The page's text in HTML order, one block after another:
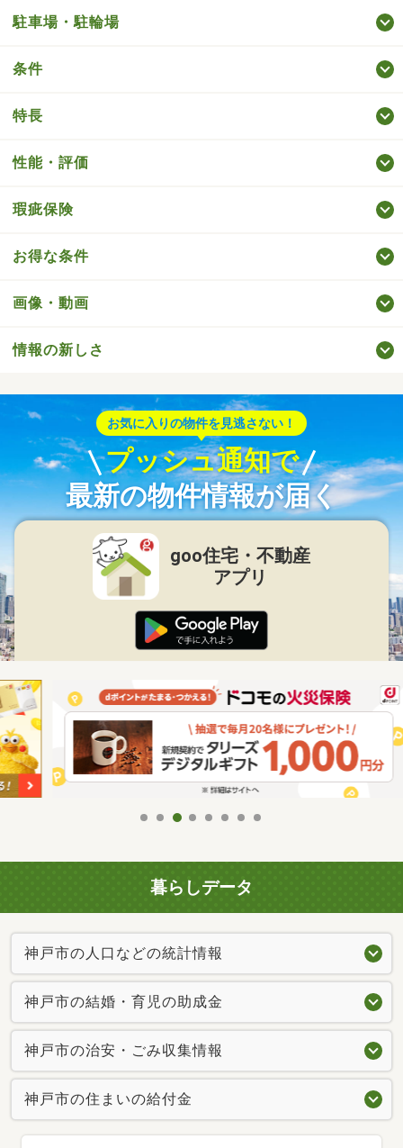
駐車場・駐輪場
条件
特長
性能・評価
瑕疵保険
お得な条件
画像・動画
情報の新しさ
お気に入りの物件を見逃さない！
プッシュ通知で
最新の物件情報が届く
goo住宅・不動産
アプリ
暮らしデータ
神戸市の人口などの統計情報
神戸市の結婚・育児の助成金
神戸市の治安・ごみ収集情報
神戸市の住まいの給付金